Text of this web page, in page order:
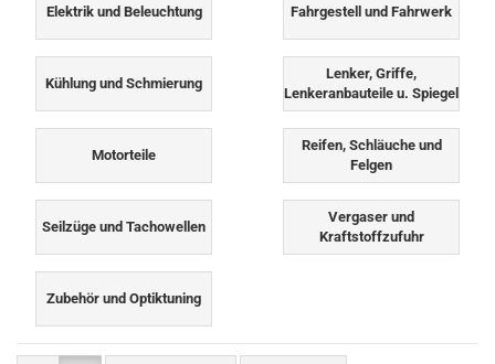
Elektrik und Beleuchtung Fahrgestell und Fahrwerk
Kühlung und Schmierung
Lenker, Griffe,
Lenkeranbauteile u. Spiegel
Motorteile
Reifen, Schläuche und
Felgen
Seilzüge und Tachowellen
Vergaser und
Kraftstoffzufuhr
Zubehör und Optiktuning